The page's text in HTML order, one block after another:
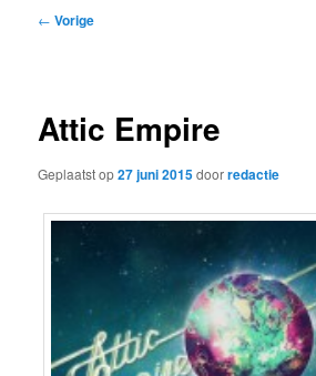
Bericht
← Vorige
Attic Empire
Geplaatst op27 juni 2015doorredactie